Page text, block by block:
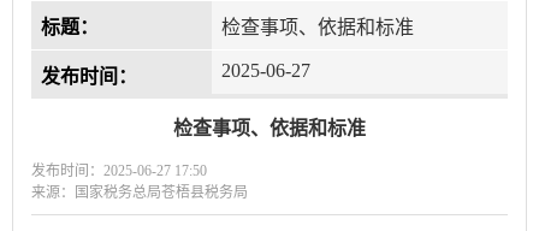
标题： 检查事项、依据和标准
发布时间： 2025-06-27
检查事项、依据和标准
发布时间：2025-06-27 17:50
来源：国家税务总局苍梧县税务局